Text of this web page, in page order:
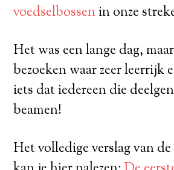
voedselbossenin onze
Het was een lange dag,
bezoeken waar zeer leerrijk
iets dat iedereen die
beamen!
Het volledige verslag van